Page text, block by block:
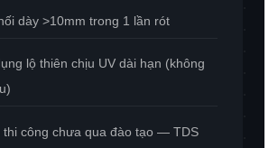
dày >10mm trong 1 lần rót
lộ thiên chịu UV dài hạn (không
công chưa qua đào tạo — TDS